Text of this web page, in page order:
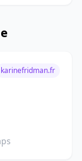
karinefridman.fr